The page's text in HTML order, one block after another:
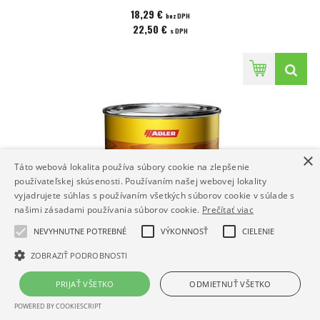
Ľahko spracovateľný. Bez prídavku rozpúšťadiel a zmäkčovadiel.
18,29 € bez DPH
22,50 € s DPH
ADLER Pullex Aqua terra 0,75L Larche
Ekologický olej na báze vybraných obnoviteľných surovín pre interiér a exteriér.
Produktom sa dajú dosiahnuť prirodzené, matné povrchy príjemné na dotyk,
×
Táto webová lokalita používa súbory cookie na zlepšenie
používateľskej skúsenosti. Používaním našej webovej lokality
vyjadrujete súhlas s používaním všetkých súborov cookie v súlade s
našimi zásadami používania súborov cookie. Prečítať viac
NEVYHNUTNE POTREBNÉ VÝKONNOSŤ CIELENIE
ZOBRAZIŤ PODROBNOSTI
PRIJAŤ VŠETKO ODMIETNUŤ VŠETKO
POWERED BY COOKIESCRIPT